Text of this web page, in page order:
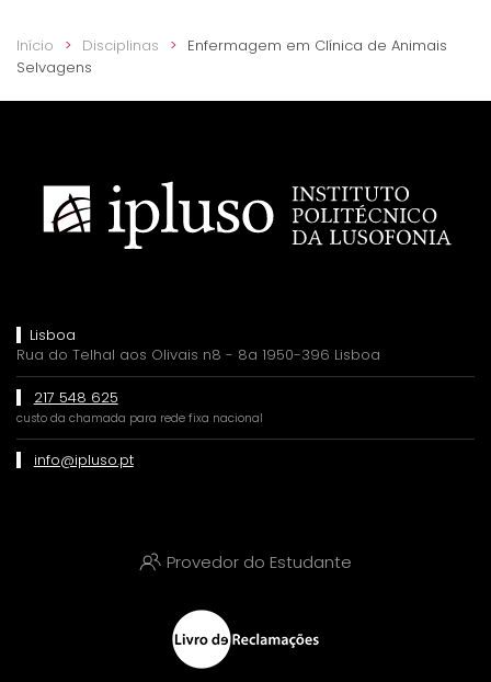
Início Disciplinas
Enfermagem em Clínica de Animais
Selvagens
Lisboa
Rua do Telhal aos Olivais n8 - 8a 1950-396 Lisboa
217 548 625
custo da chamada para rede fixa nacional
info@ipluso.pt
Provedor do Estudante